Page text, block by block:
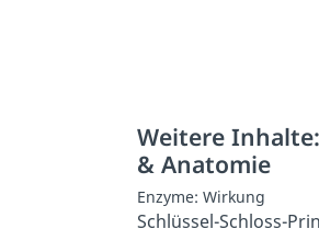
Weitere
& Anatomie
Enzyme: Wirkung
Schlüssel-Schloss-